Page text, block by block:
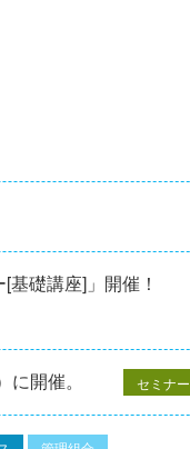
礎講座]」開催！
開催。 セミナー